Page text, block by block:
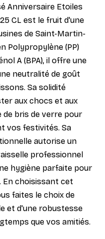
Anniversaire Etoiles
CL est le fruit d'une
de Saint-Martin-
Polypropylène (PP)
A (BPA), il offre une
neutralité de goût
Sa solidité
aux chocs et aux
bris de verre pour
vos festivités. Sa
autorise un
professionnel
hygiène parfaite pour
En choisissant cet
faites le choix de
et d'une robustesse
que vos amitiés.